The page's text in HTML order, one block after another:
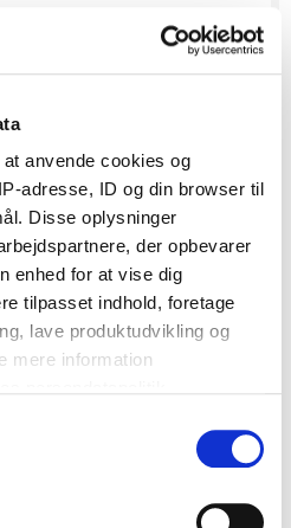
anvende cookies og
adresse, ID og din browser til
Disse oplysninger
der opbevarer
enhed for at vise dig
tilpasset indhold, foretage
lave produktudvikling og
mere information
gerne:
om din placering, der
mig lidt tid inden jeg er